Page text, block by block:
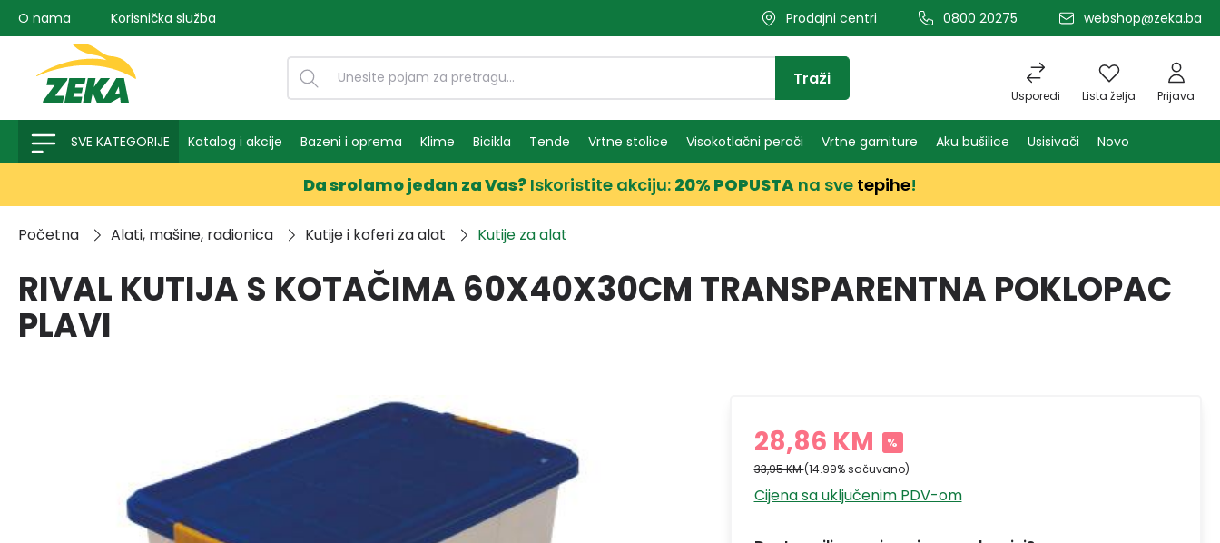
pretragu Preskoči na glavnu navigaciju
O nama Korisnička služba Prodajni centri 0800 20275 webshop@zeka.ba
Usporedi Lista želja Prijava
Traži
SVE KATEGORIJE Katalog i akcije Bazeni i oprema Klime Bicikla Tende Vrtne stolice Visokotlačni perači Vrtne garniture Aku bušilice Usisivači Novo
Da srolamo jedan za Vas? Iskoristite akciju: 20% POPUSTA na sve tepihe!
Početna Alati, mašine, radionica Kutije i koferi za alat Kutije za alat
RIVAL KUTIJA S KOTAČIMA 60X40X30CM TRANSPARENTNA POKLOPAC
PLAVI
28,86 KM %
33,95 KM(14.99% sačuvano)
Cijena sa uključenim PDV-om